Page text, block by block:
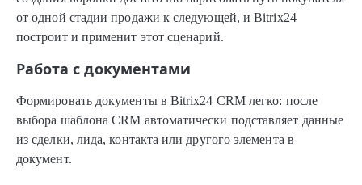
от одной стадии продажи к следующей, и Bitrix24
построит и применит этот сценарий.
Работа с документами
Формировать документы в Bitrix24 CRM легко: после
выбора шаблона CRM автоматически подставляет данные
из сделки, лида, контакта или другого элемента в
документ.